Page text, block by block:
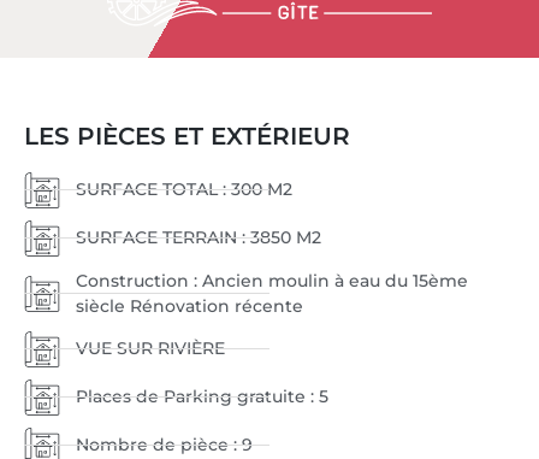
LES PIÈCES ET EXTÉRIEUR
SURFACE TOTAL : 300 M2
SURFACE TERRAIN : 3850 M2
Construction : Ancien moulin à eau du 15ème
siècle Rénovation récente
VUE SUR RIVIÈRE
Places de Parking gratuite : 5
Nombre de pièce : 9